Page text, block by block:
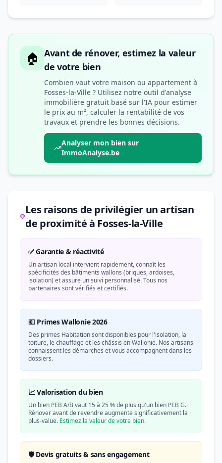
🏠 Avant de rénover, estimez la valeur
de votre bien
Combien vaut votre maison ou appartement à
Fosses-la-Ville ? Utilisez notre outil d'analyse
immobilière gratuit basé sur l'IA pour estimer
le prix au m², calculer la rentabilité de vos
travaux et prendre les bonnes décisions.
Analyser mon bien sur
ImmoAnalyse.be
Les raisons de privilégier un artisan
de proximité à Fosses-la-Ville
✅ Garantie & réactivité
Un artisan local intervient rapidement, connaît les
spécificités des bâtiments wallons (briques, ardoises,
isolation) et assure un suivi personnalisé. Tous nos
partenaires sont vérifiés et certifiés.
💶 Primes Wallonie 2026
Des primes Habitation sont disponibles pour l'isolation, la
toiture, le chauffage et les châssis en Wallonie. Nos artisans
connaissent les démarches et vous accompagnent dans les
dossiers.
📈 Valorisation du bien
Un bien PEB A/B vaut 15 à 25 % de plus qu'un bien PEB G.
Rénover avant de revendre augmente significativement la
plus-value. Estimez la valeur de votre bien.
🛡️ Devis gratuits & sans engagement